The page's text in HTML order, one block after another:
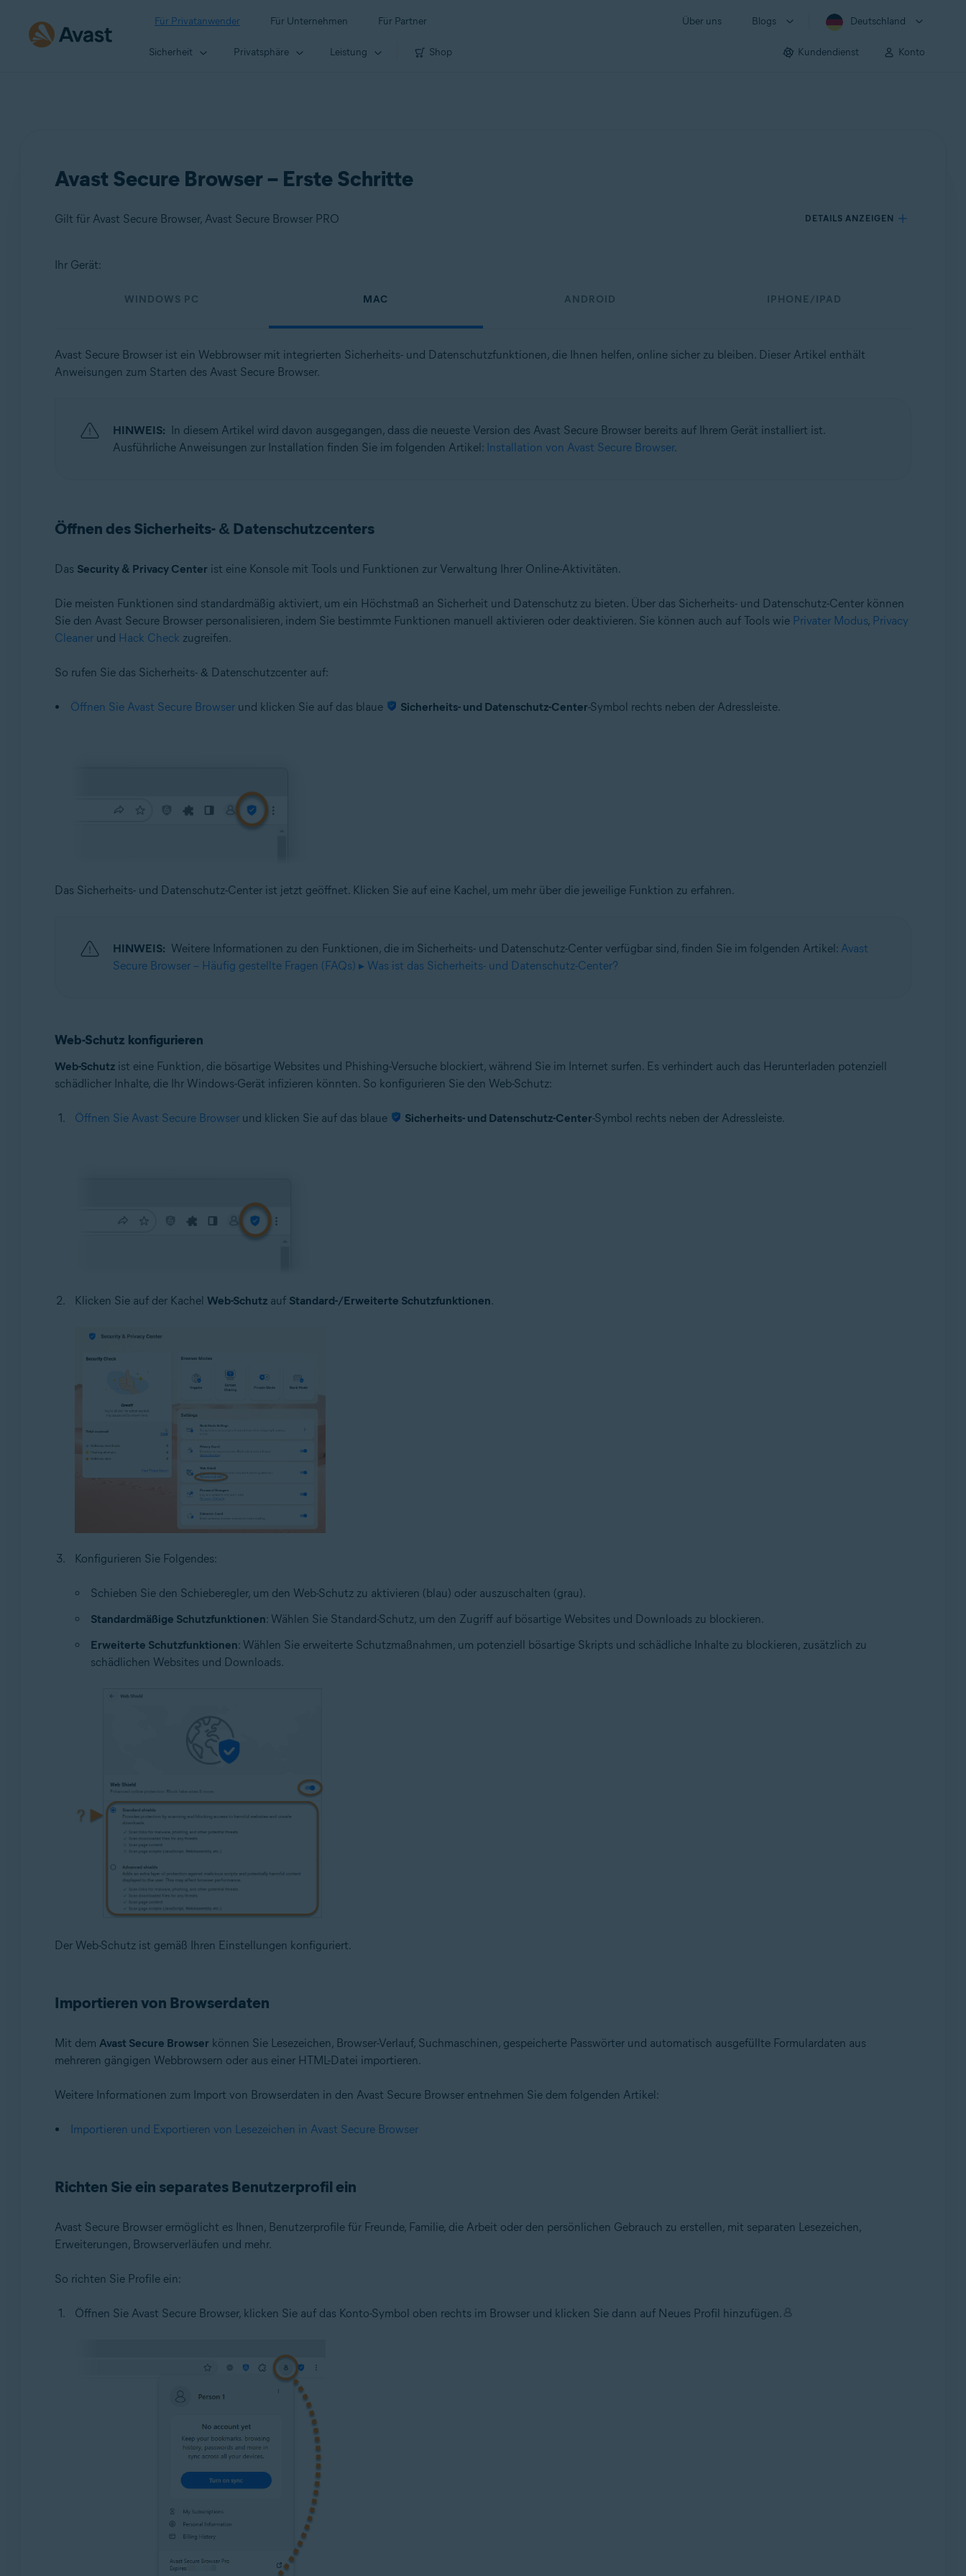
Für Privatanwender Für Unternehmen Für Partner Über uns Blogs Deutschland
Sicherheit Privatsphäre Leistung Shop Kundendienst Konto
Avast Secure Browser – Erste Schritte
Gilt für Avast Secure Browser, Avast Secure Browser PRO DETAILS ANZEIGEN
Avast Secure Browser
Betriebssysteme:
Windows, macOS, Android und iOS
Ihr Gerät:
WINDOWS PC MAC ANDROID IPHONE/IPAD
Avast Secure Browser ist ein Webbrowser mit integrierten Sicherheits- und Datenschutzfunktionen, die Ihnen helfen, online sicher zu bleiben.Dieser Artikel enthält
Anweisungen zum Starten des Avast Secure Browser.
HINWEIS: In diesem Artikel wird davon ausgegangen, dass die neueste Version des Avast Secure Browser bereits auf Ihrem Gerät installiert ist.
Ausführliche Anweisungen zur Installation finden Sie im folgenden Artikel: Installation von Avast Secure Browser.
Öffnen des Sicherheits- & Datenschutzcenters
Das Security & Privacy Center ist eine Konsole mit Tools und Funktionen zur Verwaltung Ihrer Online-Aktivitäten.
Die meisten Funktionen sind standardmäßig aktiviert, um ein Höchstmaß an Sicherheit und Datenschutz zu bieten. Über das Sicherheits- und Datenschutz-Center können
Sie den Avast Secure Browser personalisieren, indem Sie bestimmte Funktionen manuell aktivieren oder deaktivieren. Sie können auch auf Tools wie Privater Modus, Privacy
Cleanerund Hack Check zugreifen.
So rufen Sie das Sicherheits- & Datenschutzcenter auf:
Öffnen Sie Avast Secure Browserund klicken Sie auf das blaue Sicherheits- und Datenschutz-Center-Symbol rechts neben der Adressleiste.
Das Sicherheits- und Datenschutz-Center ist jetzt geöffnet. Klicken Sie auf eine Kachel, um mehr über die jeweilige Funktion zu erfahren.
HINWEIS: Weitere Informationen zu den Funktionen, die im Sicherheits- und Datenschutz-Center verfügbar sind, finden Sie im folgenden Artikel: Avast
Secure Browser – Häufig gestellte Fragen (FAQs) ▸ Was ist das Sicherheits- und Datenschutz-Center?
Web-Schutz konfigurieren
Web-Schutzist eine Funktion, die bösartige Websites und Phishing-Versuche blockiert, während Sie im Internet surfen. Es verhindert auch das Herunterladen potenziell
schädlicher Inhalte, die Ihr Windows-Gerät infizieren könnten. So konfigurieren Sie den Web-Schutz:
Öffnen Sie Avast Secure Browserund klicken Sie auf das blaue Sicherheits- und Datenschutz-Center-Symbol rechts neben der Adressleiste.
Klicken Sie auf der Kachel Web-Schutzauf Standard-/Erweiterte Schutzfunktionen.
Konfigurieren Sie Folgendes:
Schieben Sie den Schieberegler, um den Web-Schutz zu aktivieren (blau) oder auszuschalten (grau).
Standardmäßige Schutzfunktionen: Wählen Sie Standard-Schutz, um den Zugriff auf bösartige Websites und Downloads zu blockieren.
Erweiterte Schutzfunktionen: Wählen Sie erweiterte Schutzmaßnahmen, um potenziell bösartige Skripts und schädliche Inhalte zu blockieren, zusätzlich zu
schädlichen Websites und Downloads.
Der Web-Schutz ist gemäß Ihren Einstellungen konfiguriert.
Importieren von Browserdaten
Mit dem Avast Secure Browser können Sie Lesezeichen, Browser-Verlauf, Suchmaschinen, gespeicherte Passwörter und automatisch ausgefüllte Formulardaten aus
mehreren gängigen Webbrowsern oder aus einer HTML-Datei importieren.
Weitere Informationen zum Import von Browserdaten in den Avast Secure Browser entnehmen Sie dem folgenden Artikel:
Importieren und Exportieren von Lesezeichen in Avast Secure Browser
Richten Sie ein separates Benutzerprofil ein
Avast Secure Browser ermöglicht es Ihnen, Benutzerprofile für Freunde, Familie, die Arbeit oder den persönlichen Gebrauch zu erstellen, mit separaten Lesezeichen,
Erweiterungen, Browserverläufen und mehr.
So richten Sie Profile ein:
Öffnen Sie Avast Secure Browser, klicken Sie auf das Konto-Symbol oben rechts im Browser und klicken Sie dann auf Neues Profil hinzufügen.